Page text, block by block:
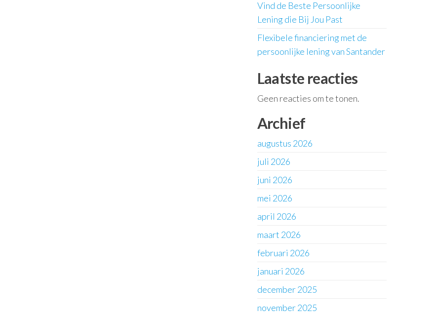
Vind de Beste Persoonlijke
Lening die Bij Jou Past
Flexibele financiering met de
persoonlijke lening van Santander
Laatste reacties
Geen reacties om te tonen.
Archief
augustus 2026
juli 2026
juni 2026
mei 2026
april 2026
maart 2026
februari 2026
januari 2026
december 2025
november 2025